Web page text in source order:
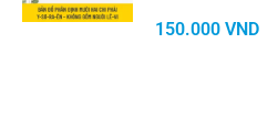
150.000 VND